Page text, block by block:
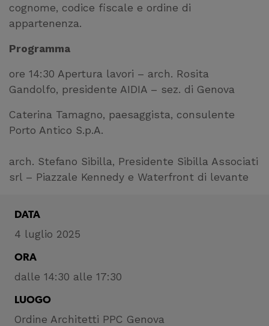
cognome, codice fiscale e ordine di
appartenenza.
Programma
ore 14:30 Apertura lavori – arch. Rosita
Gandolfo, presidente AIDIA – sez. di Genova
Caterina Tamagno, paesaggista, consulente
Porto Antico S.p.A.
arch. Stefano Sibilla, Presidente Sibilla Associati
srl – Piazzale Kennedy e Waterfront di levante
DATA
4 luglio 2025
ORA
dalle 14:30 alle 17:30
LUOGO
Ordine Architetti PPC Genova